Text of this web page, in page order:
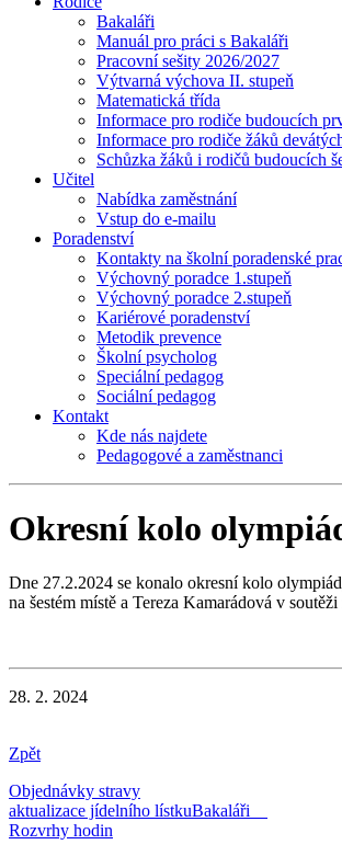
Bakaláři
Manuál pro práci s Bakaláři
Pracovní sešity 2026/2027
Výtvarná výchova II. stupeň
Matematická třída
Informace pro rodiče budoucích
Informace pro rodiče žáků
Schůzka žáků i rodičů budoucích
Učitel
Nabídka zaměstnání
Vstup do e-mailu
Poradenství
Kontakty na školní poradenské
Výchovný poradce 1.stupeň
Výchovný poradce 2.stupeň
Kariérové poradenství
Metodik prevence
Školní psycholog
Speciální pedagog
Sociální pedagog
Kontakt
Kde nás najdete
Pedagogové a zaměstnanci
Okresní kolo
Dne 27.2.2024 se konalo okresní kolo
na šestém místě a Tereza Kamarádová v
28. 2. 2024
Zpět
Objednávky stravy
aktualizace jídelního lístkuBakaláři
Rozvrhy hodin